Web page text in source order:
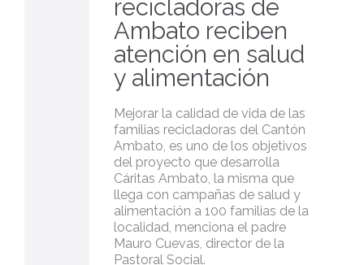
recicladoras de
Ambato reciben
atención en salud
y alimentación
Mejorar la calidad de vida de las
familias recicladoras del Cantón
Ambato, es uno de los objetivos
del proyecto que desarrolla
Cáritas Ambato, la misma que
llega con campañas de salud y
alimentación a 100 familias de la
localidad, menciona el padre
Mauro Cuevas, director de la
Pastoral Social.